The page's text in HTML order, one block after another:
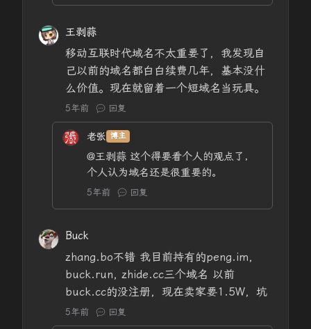
王剥蒜
移动互联时代域名不太重要了，我发现自
己以前的域名都白白续费几年，基本没什
么价值。现在就留着一个短域名当玩具。
5年前 回复
老张 博主
@王剥蒜 这个得要看个人的观点了，
个人认为域名还是很重要的。
5年前 回复
Buck
zhang.bo不错 我目前持有的peng.im,
buck.run, zhide.cc三个域名 以前
buck.cc的没注册，现在卖家要1.5W，坑
5年前 回复